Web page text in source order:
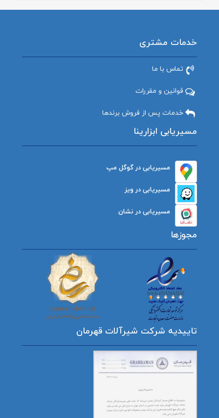
خدمات مشتری
تماس با ما
قوانین و مقررات
خدمات پس از فروش برندها
مسیریابی ابزارینا
مسیریابی در گوگل مپ
مسیریابی در ویز
مسیریابی در نشان
مجوزها
تاییدیه شرکت شیرآلات قهرمان